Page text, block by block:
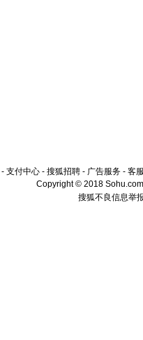
- 支付中心 - 搜狐招聘 - 广告服务 - 客
Copyright © 2018
搜狐不良信息举